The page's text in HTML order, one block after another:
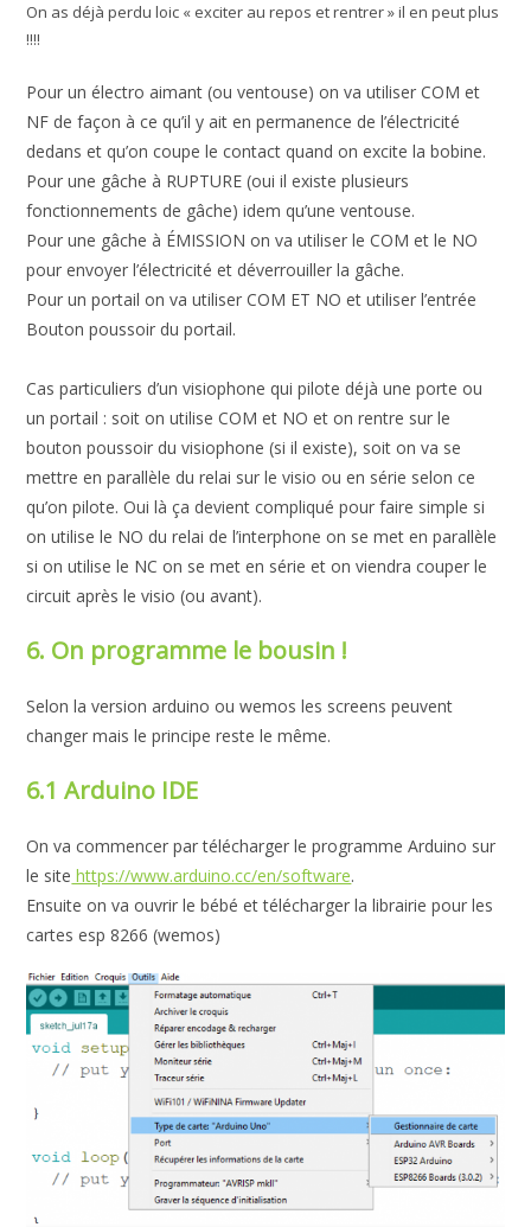
On as déjà perdu loic « exciter au repos et rentrer » il en peut plus
!!!!
Pour un électro aimant (ou ventouse) on va utiliser COM et
NF de façon à ce qu’il y ait en permanence de l’électricité
dedans et qu’on coupe le contact quand on excite la bobine.
Pour une gâche à RUPTURE (oui il existe plusieurs
fonctionnements de gâche) idem qu’une ventouse.
Pour une gâche à ÉMISSION on va utiliser le COM et le NO
pour envoyer l’électricité et déverrouiller la gâche.
Pour un portail on va utiliser COM ET NO et utiliser l’entrée
Bouton poussoir du portail.
Cas particuliers d’un visiophone qui pilote déjà une porte ou
un portail : soit on utilise COM et NO et on rentre sur le
bouton poussoir du visiophone (si il existe), soit on va se
mettre en parallèle du relai sur le visio ou en série selon ce
qu’on pilote. Oui là ça devient compliqué pour faire simple si
on utilise le NO du relai de l’interphone on se met en parallèle
si on utilise le NC on se met en série et on viendra couper le
circuit après le visio (ou avant).
6. On programme le bousin !
Selon la version arduino ou wemos les screens peuvent
changer mais le principe reste le même.
6.1 Arduino IDE
On va commencer par télécharger le programme Arduino sur
le site https://www.arduino.cc/en/software.
Ensuite on va ouvrir le bébé et télécharger la librairie pour les
cartes esp 8266 (wemos)